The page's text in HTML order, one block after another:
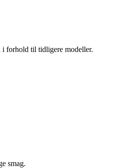
i forhold til tidligere modeller.
smag.